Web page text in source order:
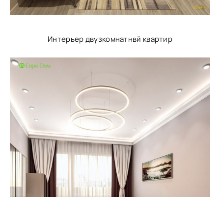
Интерьер двузкомнатнвй квартир